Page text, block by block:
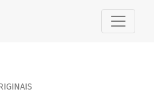
atravessamentos entre Arte